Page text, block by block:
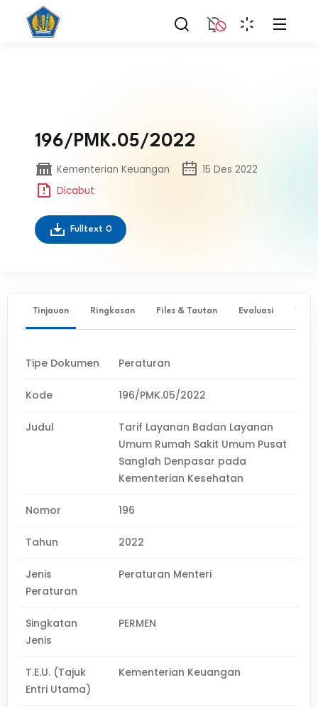
196/PMK.05/2022
Kementerian Keuangan
15 Des 2022
Dicabut
Fulltext 0
Tinjauan Ringkasan Files & Tautan Evaluasi ✨
Tipe Dokumen Peraturan
Kode 196/PMK.05/2022
Judul
Tarif Layanan Badan Layanan
Umum Rumah Sakit Umum Pusat
Sanglah Denpasar pada
Kementerian Kesehatan
Nomor 196
Tahun 2022
Jenis
Peraturan
Peraturan Menteri
Singkatan
Jenis
PERMEN
T.E.U. (Tajuk
Entri Utama)
Kementerian Keuangan